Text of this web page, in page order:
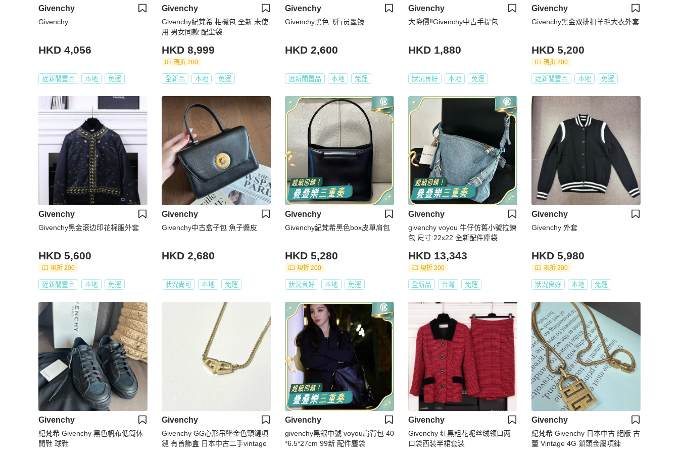
Givenchy
Givenchy
HKD 4,056
近新閒置品 本地 免運
Givenchy
Glvenchy紀梵希 相機包 全新 未使
用 男女同款 配尘袋
HKD 8,999
現折 200
全新品 本地 免運
Givenchy
Givenchy黑色飞行员墨镜
HKD 2,600
近新閒置品 本地 免運
Givenchy
大降價‼️Givenchy中古手提包
HKD 1,880
狀況良好 本地 免運
Givenchy
Givenchy黑金双排扣羊毛大衣外套
HKD 5,200
現折 200
近新閒置品 本地 免運
Givenchy
Givenchy黑金滚边印花棉服外套
HKD 5,600
現折 200
近新閒置品 本地 免運
Givenchy
Givenchy中古盒子包 魚子醬皮
HKD 2,680
狀況尚可 本地 免運
Givenchy
Givenchy紀梵希黑色box皮單肩包
HKD 5,280
現折 200
狀況良好 本地 免運
Givenchy
givenchy voyou 牛仔仿舊小號拉鍊
包 尺寸:22x22 全新配件塵袋
HKD 13,343
現折 200
全新品 台灣 免運
Givenchy
Givenchy 外套
HKD 5,980
現折 200
狀況良好 本地 免運
Givenchy
紀梵希 Givenchy 黑色帆布低筒休
閒鞋 球鞋
Givenchy
Givenchy GG心形吊墜金色頸鏈項
鏈 有首飾盒 日本中古二手vintage
Givenchy
givenchy黑銀中號 voyou肩背包 40
*6.5*27cm 99新 配件塵袋
Givenchy
Givenchy 红黑粗花呢丝绒领口两
口袋西装半裙套装
Givenchy
紀梵希 Givenchy 日本中古 絕版 古
董 Vintage 4G 鎖頭金屬項鍊